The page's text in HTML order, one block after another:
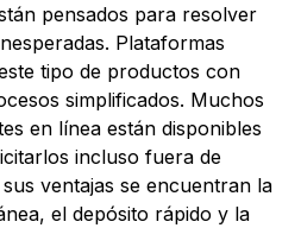
pensados para resolver
Plataformas
tipo de productos con
simplificados. Muchos
en línea están disponibles
incluso fuera de
ventajas se encuentran la
el depósito rápido y la